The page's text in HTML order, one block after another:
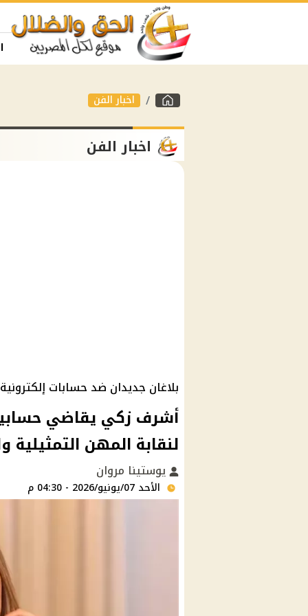
اخبار الفن
اخبار الفن
بلاغان جديدان ضد حسابات إلكترونية
أشرف زكي يقاضي
لنقابة المهن
يوستينا مروان
الأحد 07/يونيو/2026 - 04:30 م